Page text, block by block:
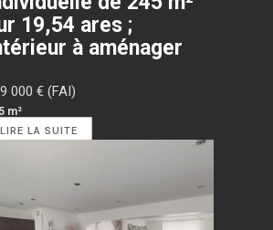
19,54 ares ;
à aménager
000 € (FAI)
m²
LIRE LA SUITE